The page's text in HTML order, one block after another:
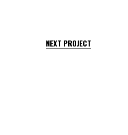
NEXT PROJECT